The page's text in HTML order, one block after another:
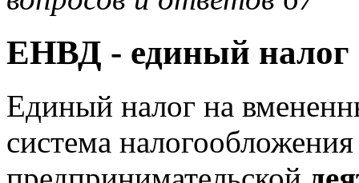
ЕНВД - единый налог
Единый налог на
система